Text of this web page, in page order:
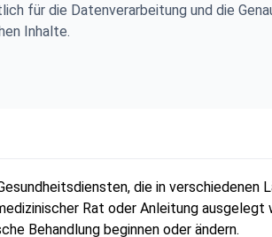
für die Datenverarbeitung und die
Inhalte.
die in verschiedenen
Rat oder Anleitung ausgelegt
Behandlung beginnen oder ändern.